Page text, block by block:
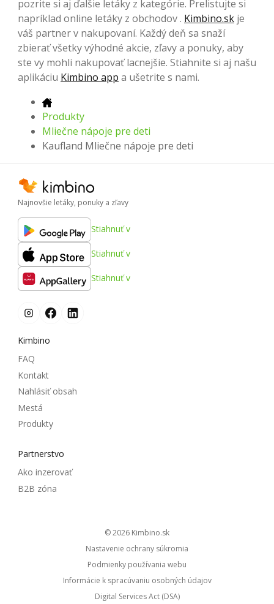
pozrite si aj ďalšie letáky z kategórie. Prelistujte si
napríklad online letáky z obchodov . Kimbino.sk je
váš partner v nakupovaní. Každý deň sa snaží
zbierať všetky výhodné akcie, zľavy a ponuky, aby
ste vy mohli nakupovať lacnejšie. Stiahnite si aj našu
aplikáciu Kimbino app a ušetrite s nami.
Produkty
Mliečne nápoje pre deti
Kaufland Mliečne nápoje pre deti
Najnovšie letáky, ponuky a zľavy
Stiahnuť v
Stiahnuť v
Stiahnuť v
Kimbino
FAQ
Kontakt
Nahlásiť obsah
Mestá
Produkty
Partnerstvo
Ako inzerovať
B2B zóna
© 2026
kimbino.sk
Nastavenie ochrany súkromia
Podmienky používania webu
Informácie k spracúvaniu osobných údajov
Digital Services Act (DSA)